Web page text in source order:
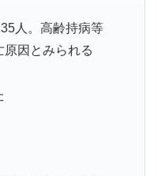
人。高齢持病等
原因とみられる